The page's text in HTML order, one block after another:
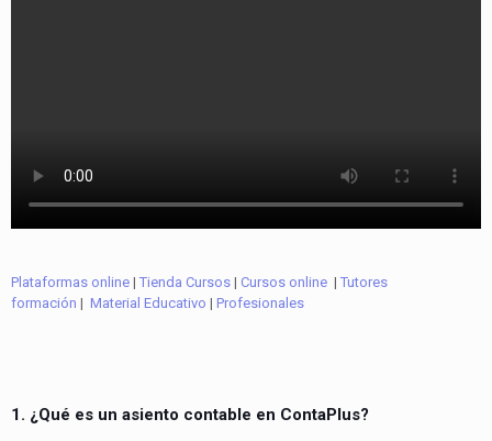
Plataformas online | Tienda Cursos | Cursos online | Tutores
formación | Material Educativo | Profesionales
1. ¿Qué es un asiento contable en ContaPlus?